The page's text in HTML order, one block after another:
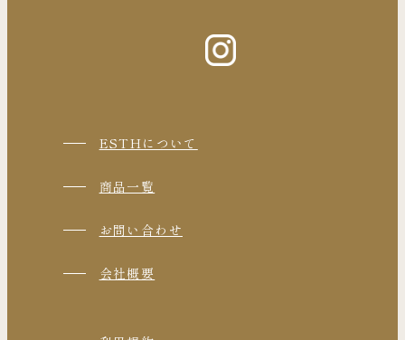
ESTHについて
商品一覧
お問い合わせ
会社概要